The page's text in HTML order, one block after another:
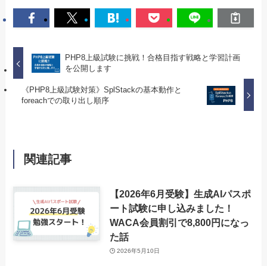
PHP8上級試験に挑戦！合格目指す戦略と学習計画
を公開します
《PHP8上級試験対策》SplStackの基本動作と
foreachでの取り出し順序
関連記事
【2026年6月受験】生成AIパスポ
ート試験に申し込みました！
WACA会員割引で8,800円になっ
た話
2026年5月10日